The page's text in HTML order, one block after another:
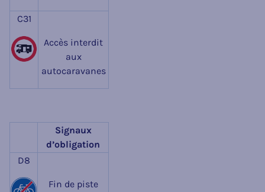
C31
Accès interdit
aux
autocaravanes
Signaux
d’obligation
D8
Fin de piste